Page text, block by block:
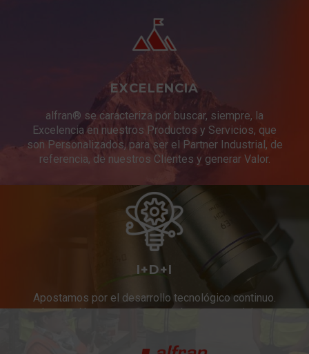
EXCELENCIA
alfran® se caracteriza por buscar, siempre, la
Excelencia en nuestros Productos y Servicios, que
son Personalizados, para ser el Partner Industrial, de
referencia, de nuestros Clientes y generar Valor.
I+D+I
Apostamos por el desarrollo tecnológico continuo.
Innovación constante en productos y servicios.